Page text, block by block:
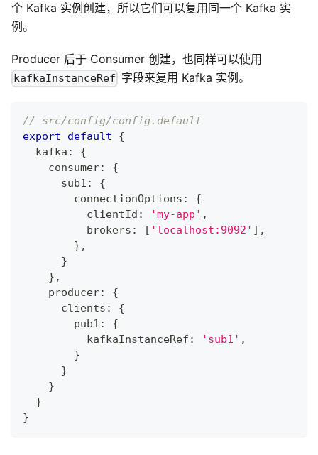
个 Kafka 实例创建，所以它们可以复用同一个 Kafka 实
例。
Producer 后于 Consumer 创建，也同样可以使用
kafkaInstanceRef 字段来复用 Kafka 实例。
// src/config/config.default
export
default
{
  kafka
:
{
    consumer
:
{
      sub1
:
{
        connectionOptions
:
{
          clientId
: 'my-app' ,
          brokers
: [ 'localhost:9092' ] ,
} ,
}
} ,
    producer
:
{
      clients
:
{
        pub1
:
{
          kafkaInstanceRef
: 'sub1' ,
}
}
}
}
}